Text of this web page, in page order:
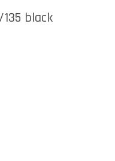
black